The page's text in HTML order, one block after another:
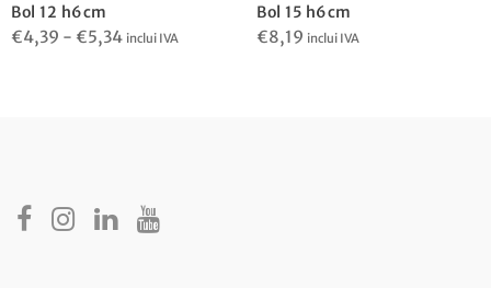
Bol 12 h6cm
€4,39 - €5,34Rango
€5,34
inclui IVA
Bol 15 h6cm
€8,19 inclui IVA